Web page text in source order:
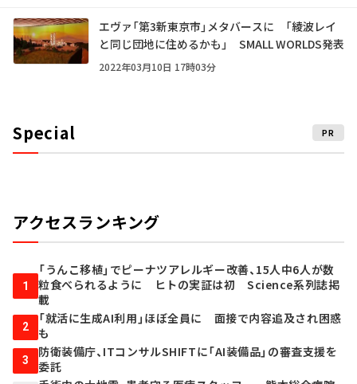
エヴァ「第3新東京市」メタバースに 「綾波レイ
と同じ団地に住めるかも」 SMALL WORLDS発表
2022年03月10日 17時03分
Special PR
アクセスランキング
1
「うんこ移植」でピーナツアレルギー改善、15人中6人が数
粒食べられるように ヒトの実証は初 Science系列誌掲
載
2
「就活に生成AI利用」ほぼ全員に 面接で内容追及され困惑
も
3
防衛装備庁、ITコンサルSHIFTに「AI装備品」の審査支援を
委託